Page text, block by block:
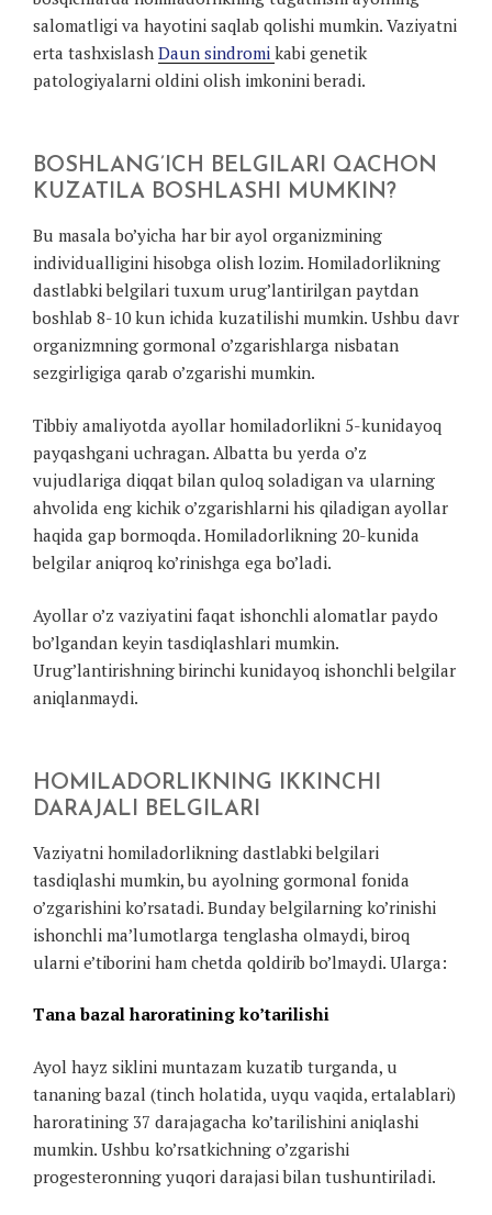
salomatligi va hayotini saqlab qolishi mumkin. Vaziyatni
erta tashxislash Daun sindromi kabi genetik
patologiyalarni oldini olish imkonini beradi.
BOSHLANG’ICH BELGILARI QACHON
KUZATILA BOSHLASHI MUMKIN?
Bu masala bo’yicha har bir ayol organizmining
individualligini hisobga olish lozim. Homiladorlikning
dastlabki belgilari tuxum urug’lantirilgan paytdan
boshlab 8-10 kun ichida kuzatilishi mumkin. Ushbu davr
organizmning gormonal o’zgarishlarga nisbatan
sezgirligiga qarab o’zgarishi mumkin.
Tibbiy amaliyotda ayollar homiladorlikni 5-kunidayoq
payqashgani uchragan. Albatta bu yerda o’z
vujudlariga diqqat bilan quloq soladigan va ularning
ahvolida eng kichik o’zgarishlarni his qiladigan ayollar
haqida gap bormoqda. Homiladorlikning 20-kunida
belgilar aniqroq ko’rinishga ega bo’ladi.
Ayollar o’z vaziyatini faqat ishonchli alomatlar paydo
bo’lgandan keyin tasdiqlashlari mumkin.
Urug’lantirishning birinchi kunidayoq ishonchli belgilar
aniqlanmaydi.
HOMILADORLIKNING IKKINCHI
DARAJALI BELGILARI
Vaziyatni homiladorlikning dastlabki belgilari
tasdiqlashi mumkin, bu ayolning gormonal fonida
o’zgarishini ko’rsatadi. Bunday belgilarning ko’rinishi
ishonchli ma’lumotlarga tenglasha olmaydi, biroq
ularni e’tiborini ham chetda qoldirib bo’lmaydi. Ularga:
Tana bazal haroratining ko’tarilishi
Ayol hayz siklini muntazam kuzatib turganda, u
tananing bazal (tinch holatida, uyqu vaqida, ertalablari)
haroratining 37 darajagacha ko’tarilishini aniqlashi
mumkin. Ushbu ko’rsatkichning o’zgarishi
progesteronning yuqori darajasi bilan tushuntiriladi.